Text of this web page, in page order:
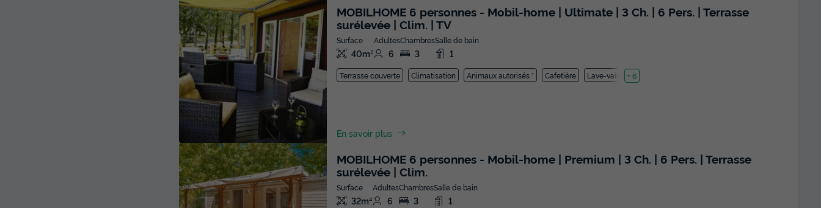
MOBILHOME 6 personnes - Mobil-home | Ultimate | 3 Ch. | 6 Pers. | Terrasse
surélevée | Clim. | TV
Surface
40m²
Adultes
6
Chambres
3
Salle de bain
1
Terrasse couverte Climatisation Animaux autorisés * Cafetière Lave-vaisselle
+ 6
En savoir plus
MOBILHOME 6 personnes - Mobil-home | Premium | 3 Ch. | 6 Pers. | Terrasse
surélevée | Clim.
Surface
32m²
Adultes
6
Chambres
3
Salle de bain
1